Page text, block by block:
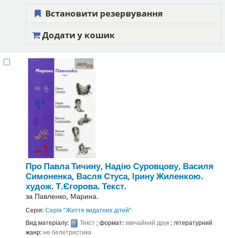
Встановити резервування
Додати у кошик
Про Павла Тичину, Надію Суровцову, Василя
Симоненка, Васля Стуса, Ірину Жиленкою.
худож. Т.Єгорова. Текст.
за Павленко, Марина.
Серія:Серія "Життя видатних дітей"
Вид матеріалу:
Текст; формат:звичайний друк; літературний
жанр:не белетристика